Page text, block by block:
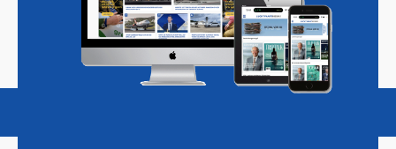
Magazine Podcasts Vacatures